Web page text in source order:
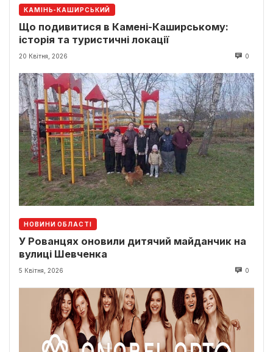
КАМІНЬ-КАШИРСЬКИЙ
Що подивитися в Камені-Каширському:
історія та туристичні локації
20 Квітня, 2026 0
НОВИНИ ОБЛАСТІ
У Рованцях оновили дитячий майданчик на
вулиці Шевченка
5 Квітня, 2026 0